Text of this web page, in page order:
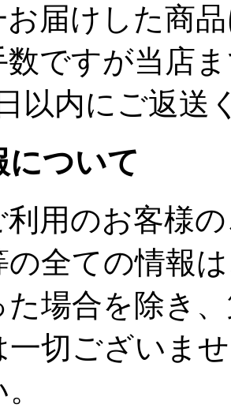
お届けした商
数ですが当店
以内にご返送
について
利用のお客様
の全ての情報
場合を除き
一切ございま